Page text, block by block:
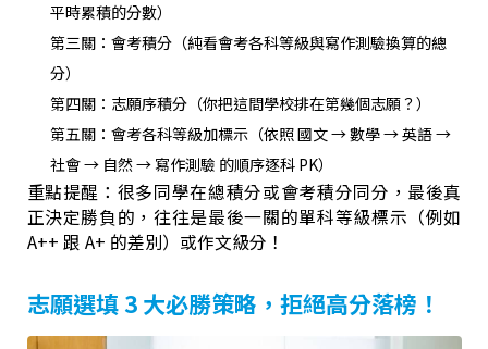
平時累積的分數）
第三關：會考積分（純看會考各科等級與寫作測驗換算的總
分）
第四關：志願序積分（你把這間學校排在第幾個志願？）
第五關：會考各科等級加標示（依照 國文 → 數學 → 英語 →
社會 → 自然 → 寫作測驗 的順序逐科 PK）
重點提醒：很多同學在總積分或會考積分同分，最後真
正決定勝負的，往往是最後一關的單科等級標示（例如
A++ 跟 A+ 的差別）或作文級分！
志願選填 3 大必勝策略，拒絕高分落榜！